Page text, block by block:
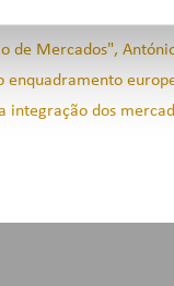
- A realidade do
de Mercados",
dos